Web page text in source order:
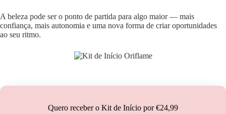
A beleza pode ser o ponto de partida para algo maior — mais
confiança, mais autonomia e uma nova forma de criar oportunidades
ao seu ritmo.
Quero receber o Kit de Início por €24,99